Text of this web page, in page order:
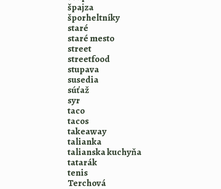
špajza
šporheltníky
staré
staré mesto
street
streetfood
stupava
susedia
súťaž
syr
taco
tacos
takeaway
talianka
talianska kuchyňa
tatarák
tenis
Terchová